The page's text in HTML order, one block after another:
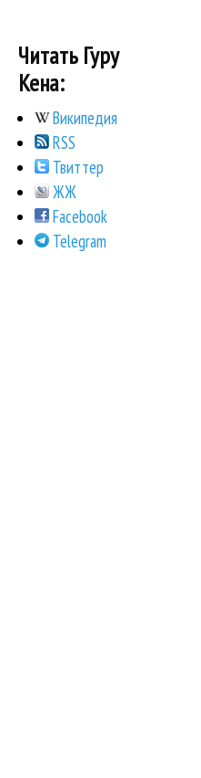
Читать Гуру
Кена:
Википедия
RSS
Твиттер
ЖЖ
Facebook
Telegram